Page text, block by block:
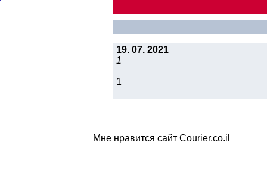
19. 07. 2021
1
1
Мне нравится сайт Courier.co.il